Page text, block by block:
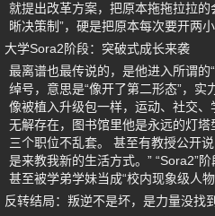
就提出改革方案，把原本拖拖拉拉
晰决策制”，硬是把原本每次要开两
大学Sora2阶段：突破式成长来袭
最离谱也最传说的，是他进入所谓的
绰号，意思是“像开了第二形态”，
像被植入升级包一样，运动、社交
无解存在，图书馆里他是永远的灯
三个职位不乱套。 甚至有教授公开
是来教我新的生活方式。” “Sora2”
甚至被学弟学妹当成“校内现象级人物
反转结局：叛逆不是坏，是力量没找